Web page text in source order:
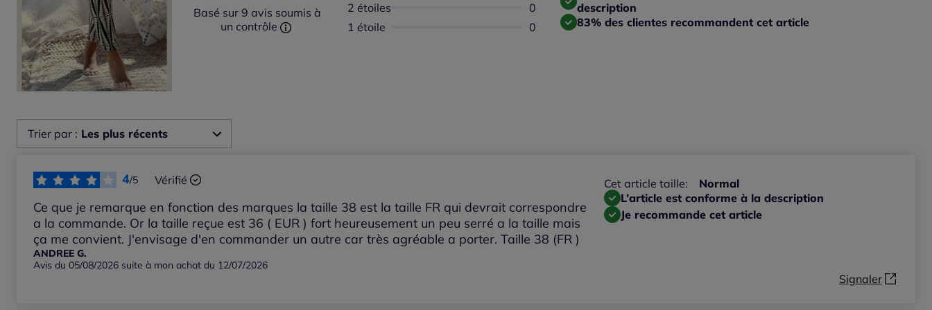
Basé sur 9 avis soumis à
un contrôle
2 étoiles
Aucun avis disponible
0
1 étoile
Aucun avis disponible
0
description
83% des clientes recommandent cet article
Trier par : Les plus récents
Les plus anciens
Notes les plus élevées
4/5 Vérifié
Ce que je remarque en fonction des marques la taille 38 est la taille FR qui devrait correspondre
a la commande. Or la taille reçue est 36 ( EUR ) fort heureusement un peu serré a la taille mais
ça me convient. J'envisage d'en commander un autre car très agréable a porter. Taille 38 (FR )
ANDREE G.
Avis du 05/08/2026 suite à mon achat du 12/07/2026
Cet article taille:
Normal
L’article est conforme à la description
Je recommande cet article
Signaler